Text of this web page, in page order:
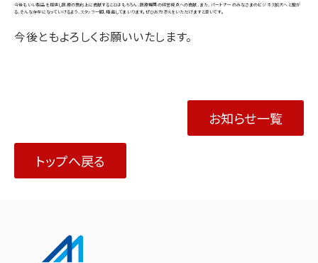
今後もいい製品を提供し医療の質向上に貢献することはもちろん、医療機関の経営視点への貢献、また、パートナーのみなさまのビジネス拡大へと繋が
る、そんな存在になっていけるよう、スタッフ一同、精進してまいります。ぜひお力添えをいただけますと幸いです。
今後ともよろしくお願いいたします。
お知らせ一覧
トップへ戻る